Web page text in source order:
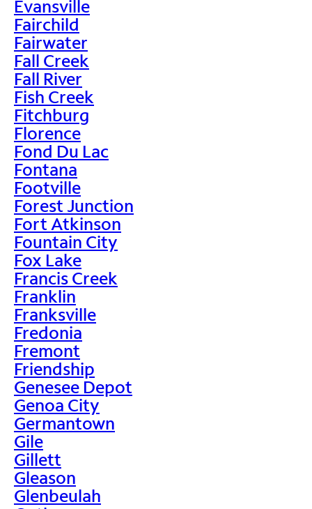
Evansville
Fairchild
Fairwater
Fall Creek
Fall River
Fish Creek
Fitchburg
Florence
Fond Du Lac
Fontana
Footville
Forest Junction
Fort Atkinson
Fountain City
Fox Lake
Francis Creek
Franklin
Franksville
Fredonia
Fremont
Friendship
Genesee Depot
Genoa City
Germantown
Gile
Gillett
Gleason
Glenbeulah